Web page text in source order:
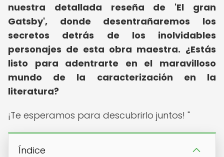
nuestra detallada reseña de 'El gran
Gatsby', donde desentrañaremos los
secretos detrás de los inolvidables
personajes de esta obra maestra. ¿Estás
listo para adentrarte en el maravilloso
mundo de la caracterización en la
literatura?
¡Te esperamos para descubrirlo juntos! "
Índice